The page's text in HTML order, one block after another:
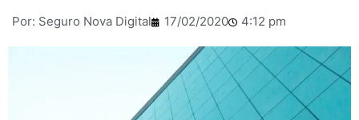
Por: Seguro Nova Digital 17/02/2020 4:12 pm